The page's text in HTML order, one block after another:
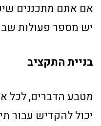
אם אתם מתכננים
יש מספר פעולות
בניית התקציב
מטבע הדברים, לכל
יכול להקדיש עבור